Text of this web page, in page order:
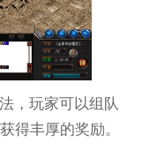
，玩家可以组队
得丰厚的奖励。